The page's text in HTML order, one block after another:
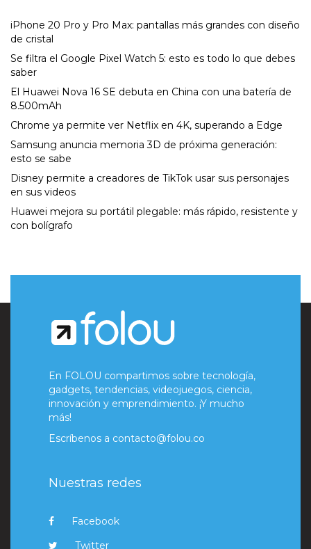
iPhone 20 Pro y Pro Max: pantallas más grandes con diseño
de cristal
Se filtra el Google Pixel Watch 5: esto es todo lo que debes
saber
El Huawei Nova 16 SE debuta en China con una batería de
8.500mAh
Chrome ya permite ver Netflix en 4K, superando a Edge
Samsung anuncia memoria 3D de próxima generación:
esto se sabe
Disney permite a creadores de TikTok usar sus personajes
en sus videos
Huawei mejora su portátil plegable: más rápido, resistente y
con bolígrafo
En FOLOU compartimos sobre tecnología,
gadgets, tendencias, videojuegos, ciencia,
innovación y emprendimiento. ¡Y mucho
más!
Escríbenos a contacto@folou.co
Nuestras redes
Facebook
Twitter